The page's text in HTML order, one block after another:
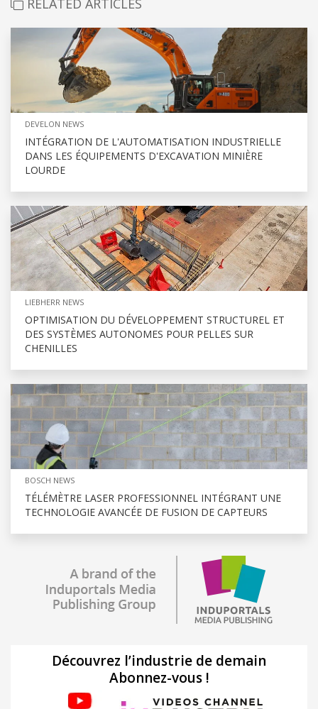
DEVELON NEWS
INTÉGRATION DE L'AUTOMATISATION INDUSTRIELLE
DANS LES ÉQUIPEMENTS D'EXCAVATION MINIÈRE
LOURDE
LIEBHERR NEWS
OPTIMISATION DU DÉVELOPPEMENT STRUCTUREL ET
DES SYSTÈMES AUTONOMES POUR PELLES SUR
CHENILLES
BOSCH NEWS
TÉLÉMÈTRE LASER PROFESSIONNEL INTÉGRANT UNE
TECHNOLOGIE AVANCÉE DE FUSION DE CAPTEURS
Découvrez l’industrie de demain
Abonnez-vous !